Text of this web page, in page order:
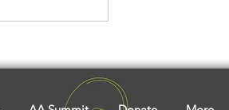
My Head - A Window into
Naga Life